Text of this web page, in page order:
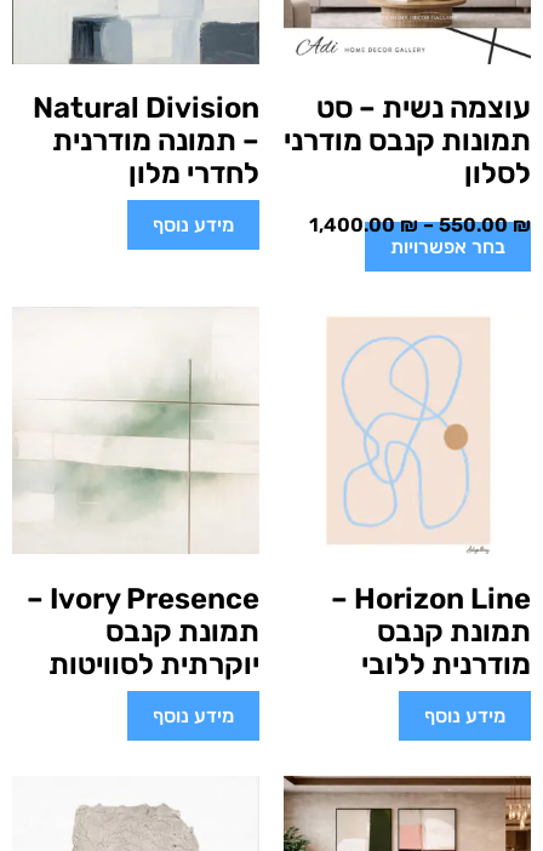
עוצמה נשית – סט
תמונות קנבס מודרני
לסלון
550.00₪
–
1,400.00₪
בחר אפשרויות
Natural Division
– תמונה מודרנית
לחדרי מלון
מידע נוסף
Horizon Line –
תמונת קנבס
מודרנית ללובי
מידע נוסף
Ivory Presence –
תמונת קנבס
יוקרתית לסוויטות
מידע נוסף